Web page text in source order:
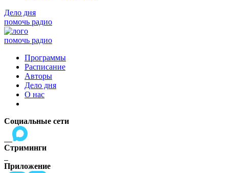
Дело дня
помочь радио
помочь радио
Программы
Расписание
Авторы
Дело дня
О нас
Социальные сети
Стриминги
Приложение